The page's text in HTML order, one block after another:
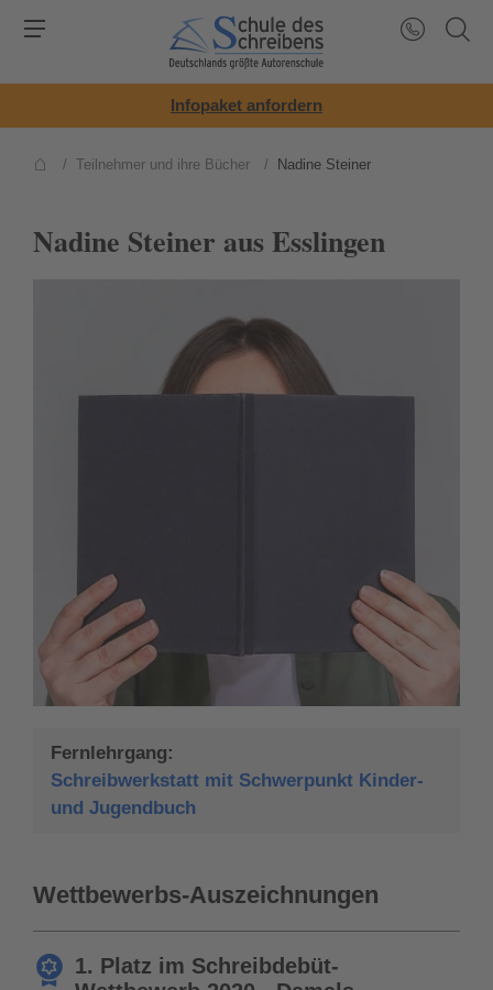
Infopaket anfordern
/ Teilnehmer und ihre Bücher / Nadine Steiner
Nadine Steiner aus Esslingen
Fernlehrgang:
Schreibwerkstatt mit Schwerpunkt Kinder-
und Jugendbuch
Wettbewerbs-Auszeichnungen
1. Platz im Schreibdebüt-